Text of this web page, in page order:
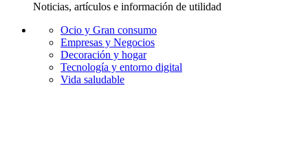
Noticias, artículos e información de utilidad
Ocio y Gran consumo
Empresas y Negocios
Decoración y hogar
Tecnología y entorno digital
Vida saludable